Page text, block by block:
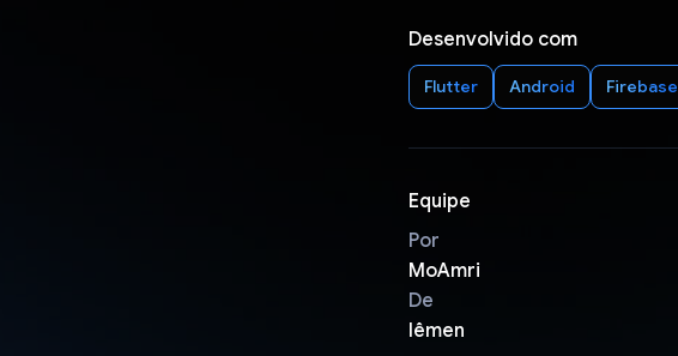
Desenvolvido com
Flutter Android Firebase
Equipe
Por
MoAmri
De
Iêmen